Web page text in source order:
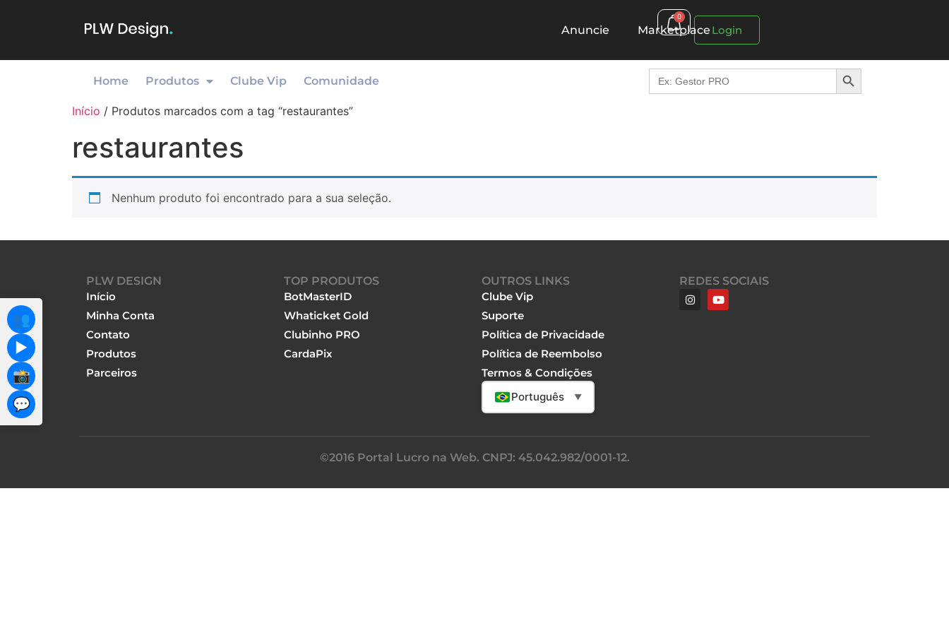
Anuncie Marketplace
0
Login
Home Produtos Clube Vip Comunidade
Search
for:
Search Button
Início / Produtos marcados com a tag “restaurantes”
restaurantes
Nenhum produto foi encontrado para a sua seleção.
PLW DESIGN
Início
Minha Conta
Contato
Produtos
Parceiros
TOP PRODUTOS
BotMasterID
Whaticket Gold
Clubinho PRO
CardaPix
👥
▶️
📸
💬
OUTROS LINKS
Clube Vip
Suporte
Política de Privacidade
Política de Reembolso
Termos & Condições
Português
▼
REDES SOCIAIS
©2016 Portal Lucro na Web. CNPJ: 45.042.982/0001-12.